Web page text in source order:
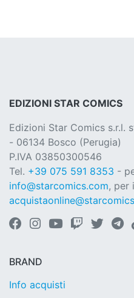
EDIZIONI STAR COMICS
Edizioni Star Comics s.r.l.
- 06134 Bosco (Perugia)
P.IVA 03850300546
Tel. +39 075 591 8353 -
info@starcomics.com, per
BRAND
Info acquisti